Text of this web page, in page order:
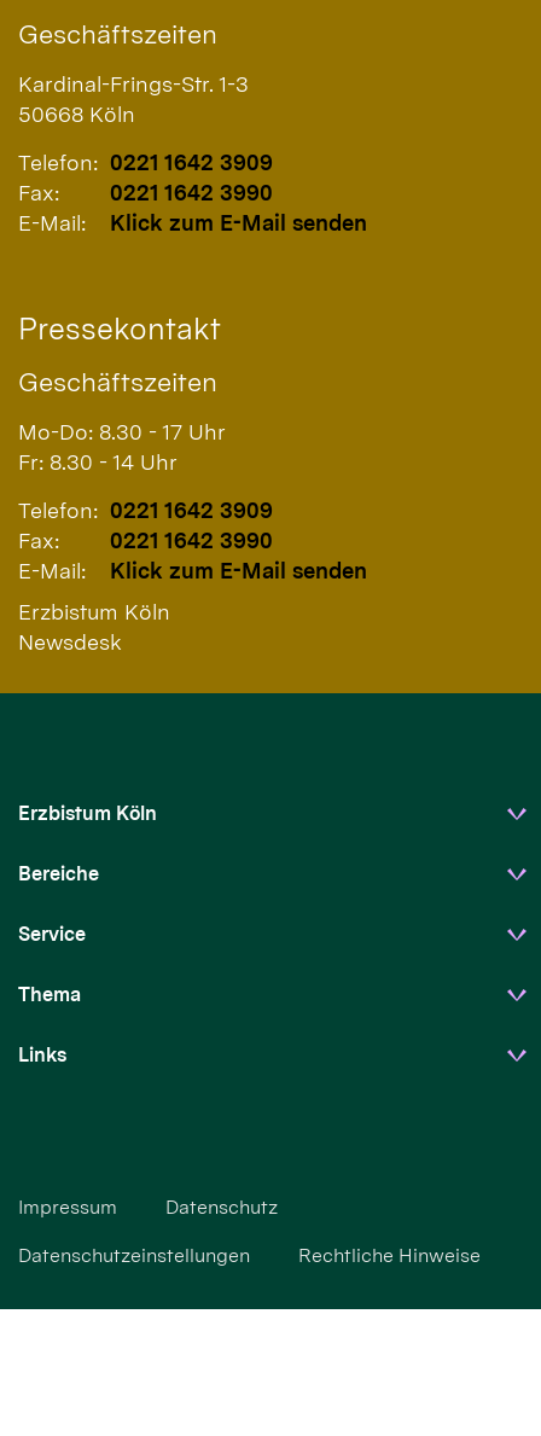
Geschäftszeiten
Kardinal-Frings-Str. 1-3
50668 Köln
Telefon: 0221 1642 3909
Fax:
0221 1642 3990
E-Mail:
Klick zum E-Mail senden
Pressekontakt
Geschäftszeiten
Mo-Do: 8.30 - 17 Uhr
Fr: 8.30 - 14 Uhr
Telefon: 0221 1642 3909
Fax:
0221 1642 3990
E-Mail:
Klick zum E-Mail senden
Erzbistum Köln
Newsdesk
Erzbistum Köln
Bereiche
Service
Thema
Links
Impressum Datenschutz
Datenschutzeinstellungen Rechtliche Hinweise